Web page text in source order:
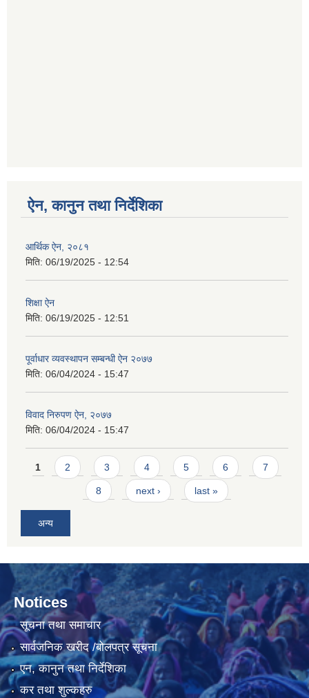
ऐन, कानुन तथा निर्देशिका
आर्थिक ऐन, २०८१
मिति: 06/19/2025 - 12:54
शिक्षा ऐन
मिति: 06/19/2025 - 12:51
पूर्वाधार व्यवस्थापन सम्बन्धी ऐन २०७७
मिति: 06/04/2024 - 15:47
विवाद निरुपण ऐन, २०७७
मिति: 06/04/2024 - 15:47
Pages
1 2 3 4 5 6 7
8 next › last »
अन्य
Notices
सूचना तथा समाचार
सार्वजनिक खरीद /बोलपत्र सूचना
एन, कानुन तथा निर्देशिका
कर तथा शुल्कहरु